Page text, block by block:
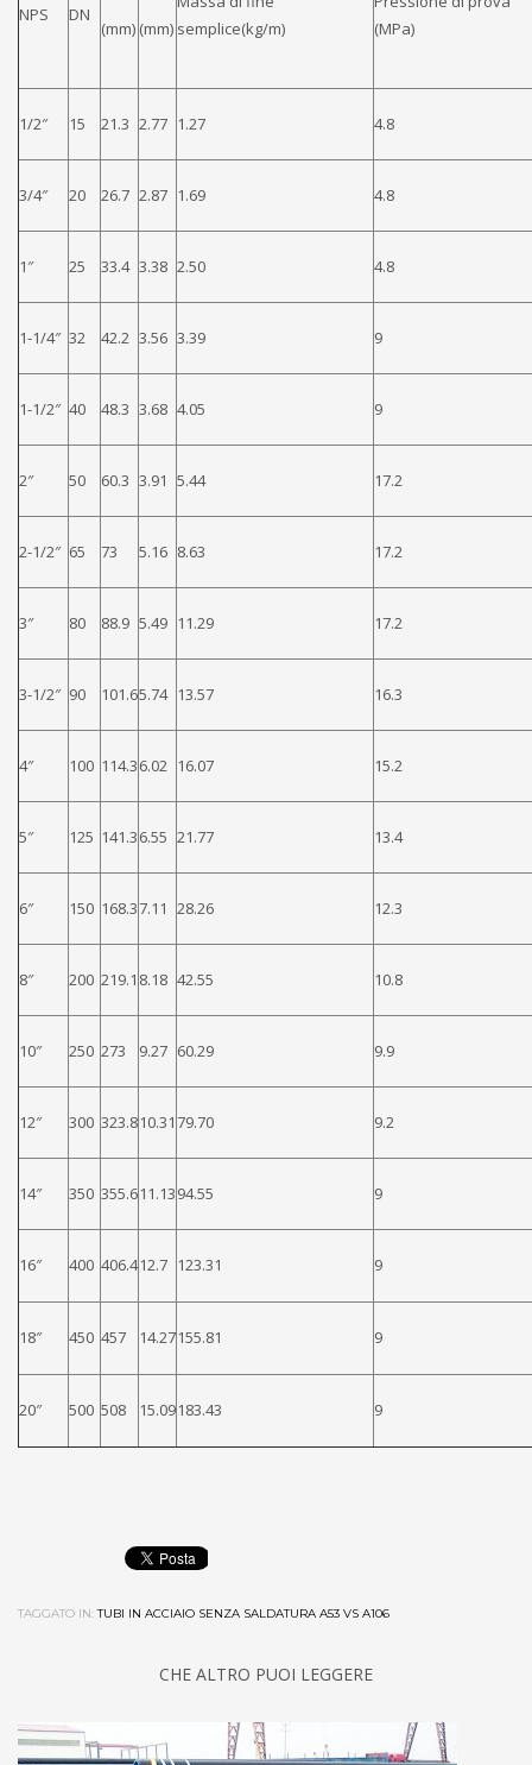
NPS DN
(mm) (mm) semplice(kg/m)
(MPa)
1/2″ 15 21.3 2.77 1.27 4.8
3/4″ 20 26.7 2.87 1.69 4.8
1″ 25 33.4 3.38 2.50 4.8
1-1/4″ 32 42.2 3.56 3.39 9
1-1/2″ 40 48.3 3.68 4.05 9
2″ 50 60.3 3.91 5.44 17.2
2-1/2″ 65 73 5.16 8.63 17.2
3″ 80 88.9 5.49 11.29 17.2
3-1/2″ 90 101.65.74 13.57 16.3
4″ 100 114.36.02 16.07 15.2
5″ 125 141.36.55 21.77 13.4
6″ 150 168.37.11 28.26 12.3
8″ 200 219.1 8.18 42.55 10.8
10″ 250 273 9.27 60.29 9.9
12″ 300 323.810.3179.70 9.2
14″ 350 355.611.1394.55 9
16″ 400 406.412.7 123.31 9
18″ 450 457 14.27155.81 9
20″ 500 508 15.09183.43 9
TAGGATO IN: TUBI IN ACCIAIO SENZA SALDATURA A53 VS A106
CHE ALTRO PUOI LEGGERE